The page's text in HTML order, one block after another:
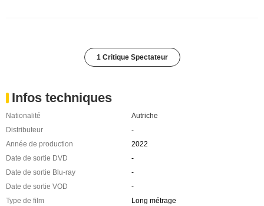
1 Critique Spectateur
Infos techniques
Nationalité
Autriche
Distributeur
-
Année de production
2022
Date de sortie DVD
-
Date de sortie Blu-ray
-
Date de sortie VOD
-
Type de film
Long métrage